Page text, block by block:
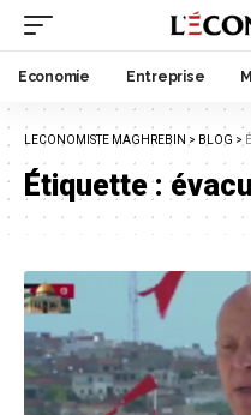
Economie Entreprise
LECONOMISTE MAGHREBIN > BLOG >
Étiquette :